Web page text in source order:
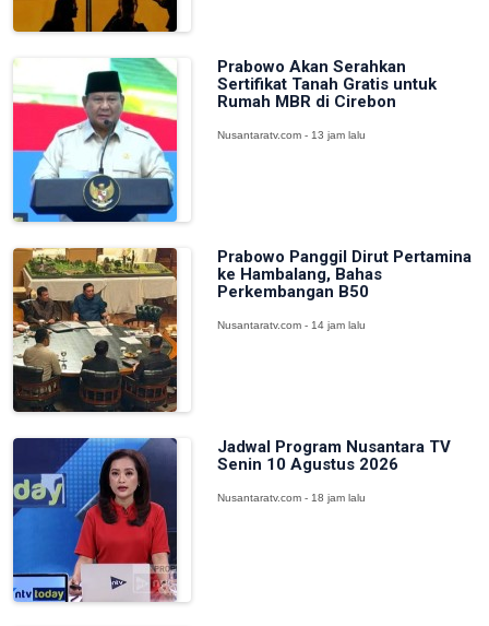
Prabowo Akan Serahkan
Sertifikat Tanah Gratis untuk
Rumah MBR di Cirebon
Nusantaratv.com - 13 jam lalu
Prabowo Panggil Dirut Pertamina
ke Hambalang, Bahas
Perkembangan B50
Nusantaratv.com - 14 jam lalu
Jadwal Program Nusantara TV
Senin 10 Agustus 2026
Nusantaratv.com - 18 jam lalu